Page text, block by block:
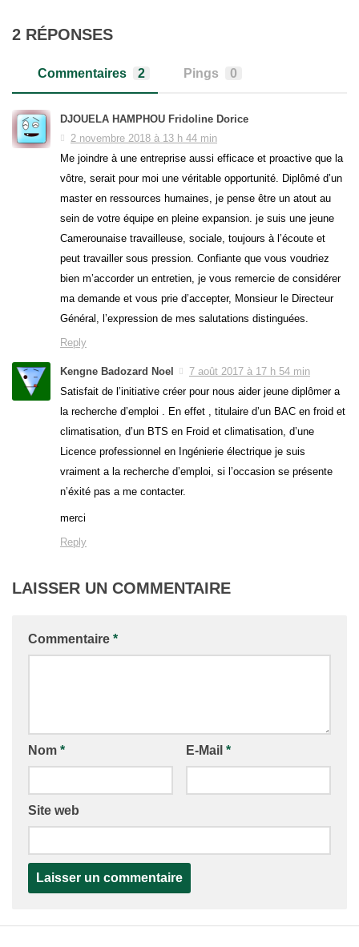
2 RÉPONSES
Commentaires 2 Pings 0
DJOUELA HAMPHOU Fridoline Dorice
2 novembre 2018 à 13 h 44 min
Me joindre à une entreprise aussi efficace et proactive que la
vôtre, serait pour moi une véritable opportunité. Diplômé d’un
master en ressources humaines, je pense être un atout au
sein de votre équipe en pleine expansion. je suis une jeune
Camerounaise travailleuse, sociale, toujours à l’écoute et
peut travailler sous pression. Confiante que vous voudriez
bien m’accorder un entretien, je vous remercie de considérer
ma demande et vous prie d’accepter, Monsieur le Directeur
Général, l’expression de mes salutations distinguées.
Reply
Kengne Badozard Noel
7 août 2017 à 17 h 54 min
Satisfait de l’initiative créer pour nous aider jeune diplômer a
la recherche d’emploi . En effet , titulaire d’un BAC en froid et
climatisation, d’un BTS en Froid et climatisation, d’une
Licence professionnel en Ingénierie électrique je suis
vraiment a la recherche d’emploi, si l’occasion se présente
n’éxité pas a me contacter.
merci
Reply
LAISSER UN COMMENTAIRE
Commentaire *
Nom * E-Mail *
Site web